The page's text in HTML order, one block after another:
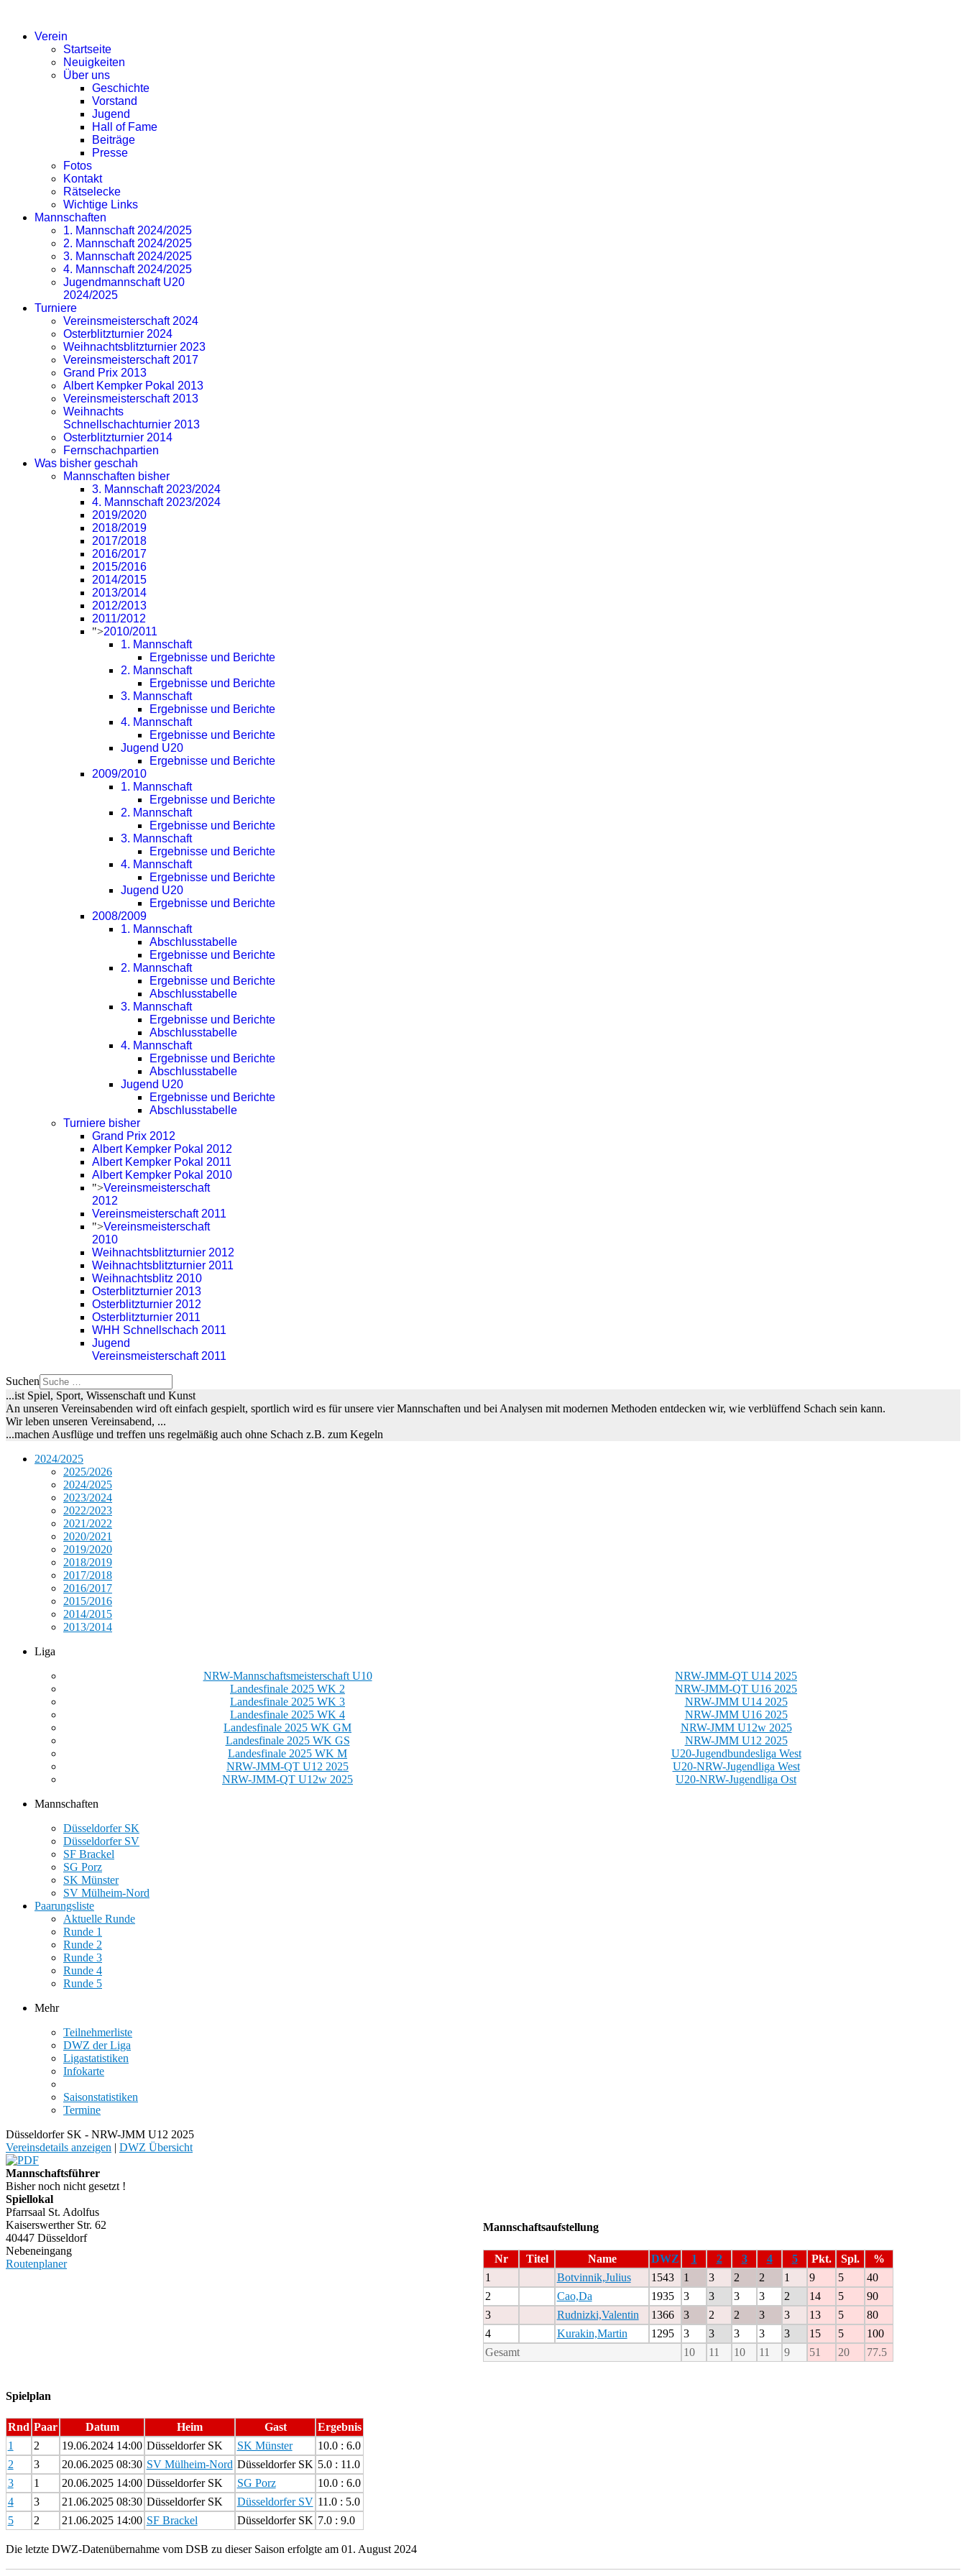
Verein
Startseite
Neuigkeiten
Über uns
Geschichte
Vorstand
Jugend
Hall of Fame
Beiträge
Presse
Fotos
Kontakt
Rätselecke
Wichtige Links
Mannschaften
1. Mannschaft 2024/2025
2. Mannschaft 2024/2025
3. Mannschaft 2024/2025
4. Mannschaft 2024/2025
Jugendmannschaft U20
2024/2025
Turniere
Vereinsmeisterschaft 2024
Osterblitzturnier 2024
Weihnachtsblitzturnier 2023
Vereinsmeisterschaft 2017
Grand Prix 2013
Albert Kempker Pokal 2013
Vereinsmeisterschaft 2013
Weihnachts
Schnellschachturnier 2013
Osterblitzturnier 2014
Fernschachpartien
Was bisher geschah
Mannschaften bisher
3. Mannschaft 2023/2024
4. Mannschaft 2023/2024
2019/2020
2018/2019
2017/2018
2016/2017
2015/2016
2014/2015
2013/2014
2012/2013
2011/2012
">2010/2011
1. Mannschaft
Ergebnisse und Berichte
2. Mannschaft
Ergebnisse und Berichte
3. Mannschaft
Ergebnisse und Berichte
4. Mannschaft
Ergebnisse und Berichte
Jugend U20
Ergebnisse und Berichte
2009/2010
1. Mannschaft
Ergebnisse und Berichte
2. Mannschaft
Ergebnisse und Berichte
3. Mannschaft
Ergebnisse und Berichte
4. Mannschaft
Ergebnisse und Berichte
Jugend U20
Ergebnisse und Berichte
2008/2009
1. Mannschaft
Abschlusstabelle
Ergebnisse und Berichte
2. Mannschaft
Ergebnisse und Berichte
Abschlusstabelle
3. Mannschaft
Ergebnisse und Berichte
Abschlusstabelle
4. Mannschaft
Ergebnisse und Berichte
Abschlusstabelle
Jugend U20
Ergebnisse und Berichte
Abschlusstabelle
Turniere bisher
Grand Prix 2012
Albert Kempker Pokal 2012
Albert Kempker Pokal 2011
Albert Kempker Pokal 2010
">Vereinsmeisterschaft
2012
Vereinsmeisterschaft 2011
">Vereinsmeisterschaft
2010
Weihnachtsblitzturnier 2012
Weihnachtsblitzturnier 2011
Weihnachtsblitz 2010
Osterblitzturnier 2013
Osterblitzturnier 2012
Osterblitzturnier 2011
WHH Schnellschach 2011
Jugend
Vereinsmeisterschaft 2011
Suchen
...ist Spiel, Sport, Wissenschaft und Kunst
An unseren Vereinsabenden wird oft einfach gespielt, sportlich wird es für unsere vier Mannschaften und bei Analysen mit modernen Methoden entdecken wir, wie verblüffend Schach sein kann.
Wir leben unseren Vereinsabend, ...
...machen Ausflüge und treffen uns regelmäßig auch ohne Schach z.B. zum Kegeln
2024/2025
2025/2026
2024/2025
2023/2024
2022/2023
2021/2022
2020/2021
2019/2020
2018/2019
2017/2018
2016/2017
2015/2016
2014/2015
2013/2014
Liga
NRW-Mannschaftsmeisterschaft U10
NRW-JMM-QT U14 2025
Landesfinale 2025 WK 2
NRW-JMM-QT U16 2025
Landesfinale 2025 WK 3
NRW-JMM U14 2025
Landesfinale 2025 WK 4
NRW-JMM U16 2025
Landesfinale 2025 WK GM
NRW-JMM U12w 2025
Landesfinale 2025 WK GS
NRW-JMM U12 2025
Landesfinale 2025 WK M
U20-Jugendbundesliga West
NRW-JMM-QT U12 2025
U20-NRW-Jugendliga West
NRW-JMM-QT U12w 2025
U20-NRW-Jugendliga Ost
Mannschaften
Düsseldorfer SK
Düsseldorfer SV
SF Brackel
SG Porz
SK Münster
SV Mülheim-Nord
Paarungsliste
Aktuelle Runde
Runde 1
Runde 2
Runde 3
Runde 4
Runde 5
Mehr
Teilnehmerliste
DWZ der Liga
Ligastatistiken
Infokarte
Saisonstatistiken
Termine
Düsseldorfer SK - NRW-JMM U12 2025
Vereinsdetails anzeigen | DWZ Übersicht
Mannschaftsführer
Bisher noch nicht gesetzt !
Spiellokal
Pfarrsaal St. Adolfus
Kaiserswerther Str. 62
40447 Düsseldorf
Nebeneingang
Routenplaner
Mannschaftsaufstellung
Nr Titel Name DWZ 1 2 3 4 5 Pkt. Spl.
%
1
Botvinnik,Julius 1543 1 3 2 2 1 9 5
40
2
Cao,Da 1935 3 3 3 3 2 14 5
90
3
Rudnizki,Valentin 1366 3 2 2 3 3 13 5
80
4
Kurakin,Martin 1295 3 3 3 3 3 15 5
100
Gesamt
10 11 10 11 9 51 20 77.5
Spielplan
Rnd Paar Datum Heim Gast
Ergebnis
1
2 19.06.2024 14:00 Düsseldorfer SK SK Münster
10.0 : 6.0
2
3 20.06.2025 08:30 SV Mülheim-Nord Düsseldorfer SK 5.0 : 11.0
3
1 20.06.2025 14:00 Düsseldorfer SK SG Porz
10.0 : 6.0
4
3 21.06.2025 08:30 Düsseldorfer SK Düsseldorfer SV 11.0 : 5.0
5
2 21.06.2025 14:00 SF Brackel Düsseldorfer SK 7.0 : 9.0
Die letzte DWZ-Datenübernahme vom DSB zu dieser Saison erfolgte am 01. August 2024